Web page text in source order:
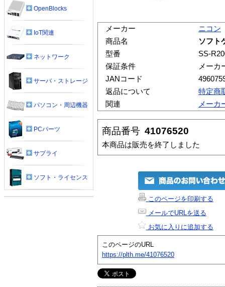
メーカー
ニコン
商品名
ソフト
型番
SS-
保証条件
メーカ
JANコード
返品について
特定商
関連
メーカ
商品番号 41076520
本商品は販売を終了しました
このページを印刷する
メールでURLを送る
お気に入りに追加する
このページのURL
https://plth.me/41076520
OpenBlocks
IoT関連
ネットワーク
サーバ・ストレージ
パソコン・周辺機器
PCパーツ
サプライ
ソフト・ライセンス